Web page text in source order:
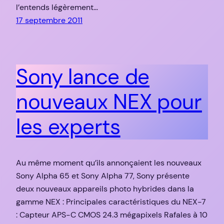
l’entends légèrement…
17 septembre 2011
Sony lance de
nouveaux NEX pour
les experts
Au même moment qu’ils annonçaient les nouveaux
Sony Alpha 65 et Sony Alpha 77, Sony présente
deux nouveaux appareils photo hybrides dans la
gamme NEX : Principales caractéristiques du NEX-7
: Capteur APS-C CMOS 24.3 mégapixels Rafales à 10